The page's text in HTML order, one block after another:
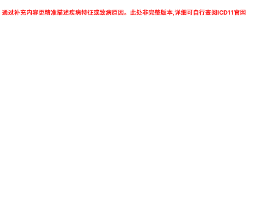
过补充内容更精准描述疾病特征或致病原因。此处非完整版本,详细可自行查阅ICD11官网